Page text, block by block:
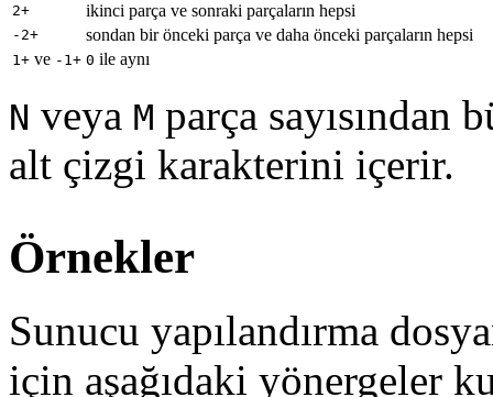
2+ ikinci parça ve sonraki parçaların hepsi
-2+ sondan bir önceki parça ve daha önceki parçaların hepsi
1+ ve -1+ 0 ile aynı
N veya M parça sayısından
alt çizgi karakterini içerir.
Örnekler
Sunucu yapılandırma
için aşağıdaki yönergeler